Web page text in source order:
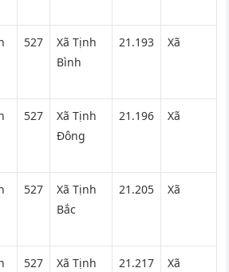
527
Xã Tịnh
Bình
21.193 Xã
527
Xã Tịnh
Đông
21.196 Xã
527
Xã Tịnh
Bắc
21.205 Xã
527
Xã Tịnh
21.217 Xã